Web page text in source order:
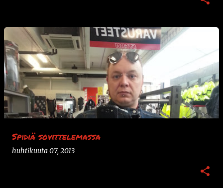
Spidiä sovittelemassa
huhtikuuta 07, 2013